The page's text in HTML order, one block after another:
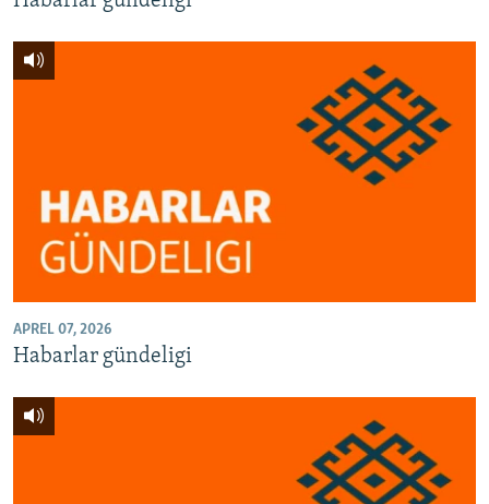
APREL 07, 2026
Habarlar gündeligi